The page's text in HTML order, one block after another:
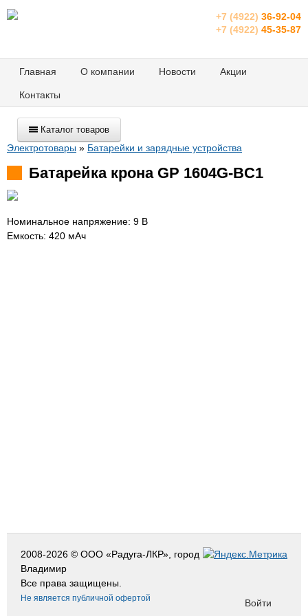
+7 (4922) 36-92-04
+7 (4922) 45-35-87
Главная О компании Новости Акции
Контакты
Каталог товаров
Электротовары » Батарейки и зарядные устройства
Батарейка крона GP 1604G-BC1
Номинальное напряжение: 9 В
Емкость: 420 мАч
2008-2026 © ООО «Радуга-ЛКР», город
Владимир
Все права защищены.
Не является публичной офертой Войти